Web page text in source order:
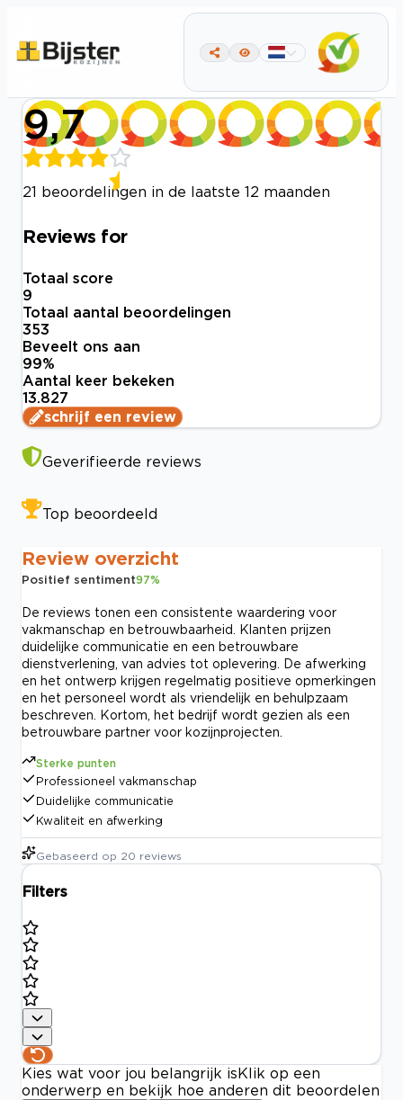
9,7
21 beoordelingen in de laatste 12 maanden
Reviews for
Totaal score
9
Totaal aantal beoordelingen
353
Beveelt ons aan
99%
Aantal keer bekeken
13.827
schrijf een review
Geverifieerde reviews
Top beoordeeld
Review overzicht
Positief sentiment97%
De reviews tonen een consistente waardering voor
vakmanschap en betrouwbaarheid. Klanten prijzen
duidelijke communicatie en een betrouwbare
dienstverlening, van advies tot oplevering. De afwerking
en het ontwerp krijgen regelmatig positieve opmerkingen
en het personeel wordt als vriendelijk en behulpzaam
beschreven. Kortom, het bedrijf wordt gezien als een
betrouwbare partner voor kozijnprojecten.
Sterke punten
Professioneel vakmanschap
Duidelijke communicatie
Kwaliteit en afwerking
Gebaseerd op 20 reviews
Filters
Kies wat voor jou belangrijk is Klik op een
onderwerp en bekijk hoe anderen dit beoordelen